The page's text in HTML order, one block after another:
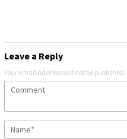
Leave a Reply
Your email address will not be published.